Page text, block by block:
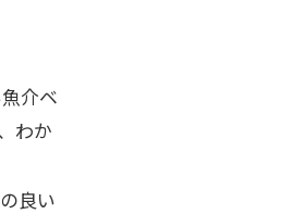
介ベ
わか
良い